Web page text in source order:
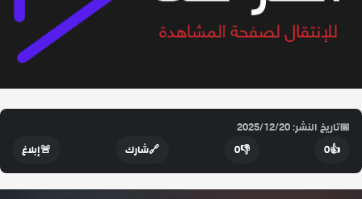
📅تاريخ النشر: 2025/12/20
👍
0
👎
0
🔗شارك 🚨إبلاغ